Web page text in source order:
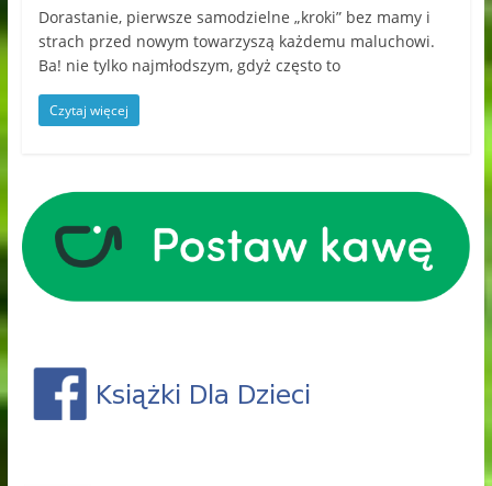
Dorastanie, pierwsze samodzielne „kroki” bez mamy i
strach przed nowym towarzyszą każdemu maluchowi.
Ba! nie tylko najmłodszym, gdyż często to
Czytaj więcej